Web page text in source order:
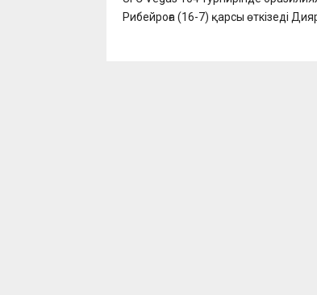
Рибейроға (16-7) қарсы өткізеді